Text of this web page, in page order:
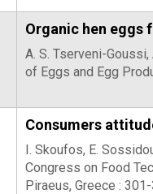
Organic hen eggs
A. S. Tserveni-
of Eggs and Egg
Consumers
I. Skoufos, E.
Congress on Food
Piraeus, Greece :